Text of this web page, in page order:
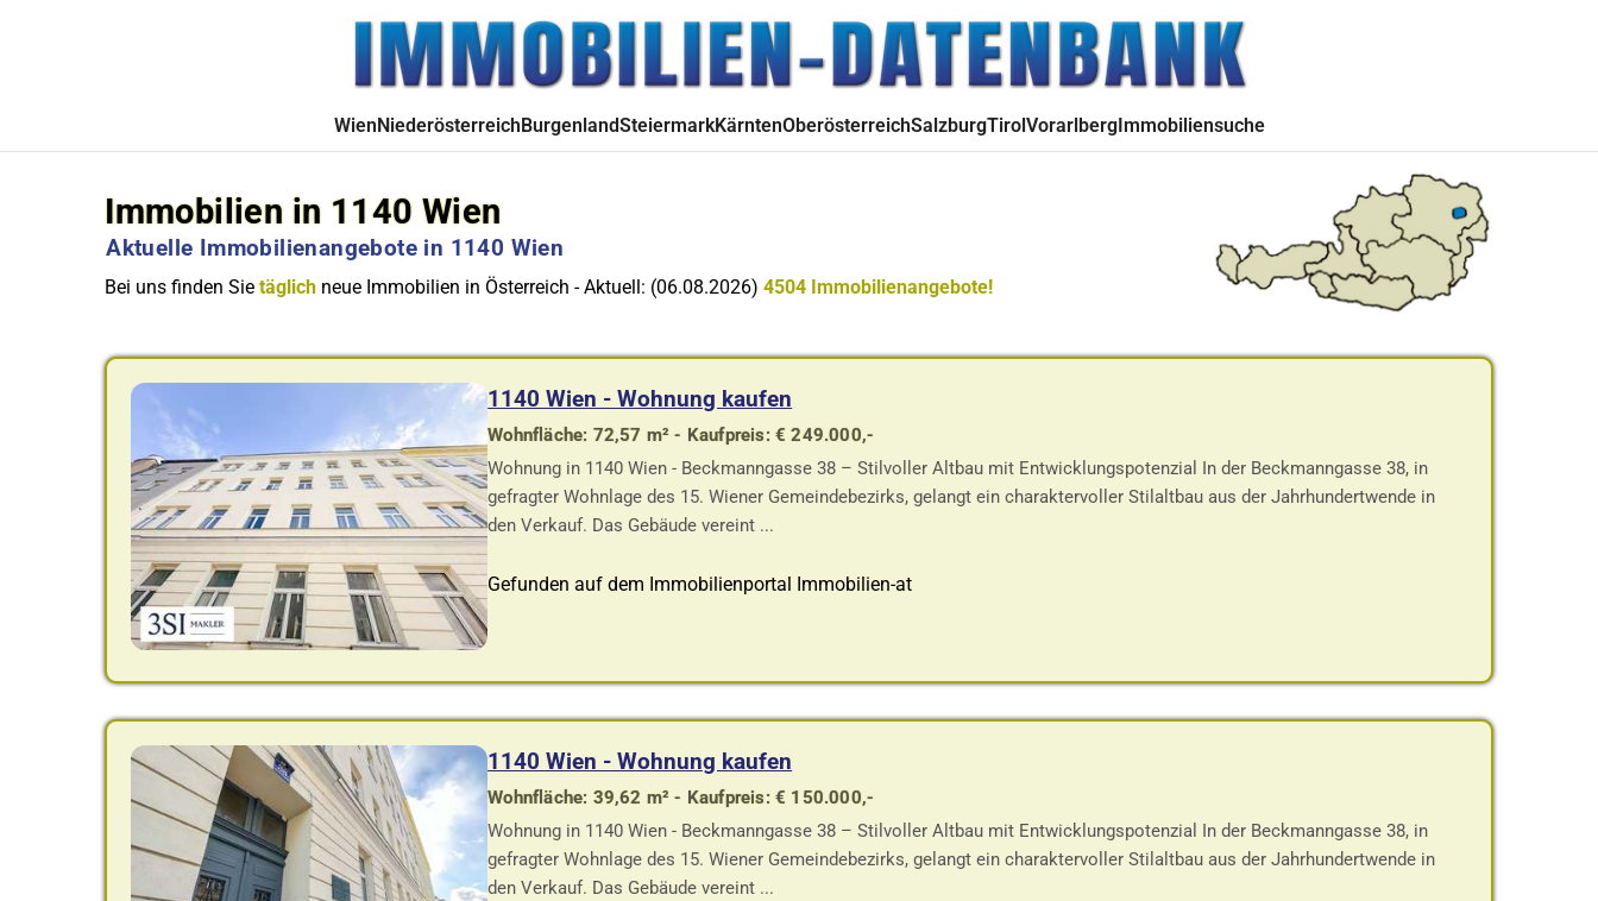
WienNiederösterreichBurgenlandSteiermarkKärntenOberösterreichSalzburgTirolVorarlbergImmobiliensuche
Immobilien in 1140 Wien
Aktuelle Immobilienangebote in 1140 Wien
Bei uns finden Sietäglich neue Immobilien in Österreich - Aktuell: (06.08.2026)4504 Immobilienangebote!
1140 Wien - Wohnung kaufen
Wohnfläche: 72,57 m² - Kaufpreis: € 249.000,-
Wohnung in 1140 Wien - Beckmanngasse 38 – Stilvoller Altbau mit Entwicklungspotenzial In der Beckmanngasse 38, in
gefragter Wohnlage des 15. Wiener Gemeindebezirks, gelangt ein charaktervoller Stilaltbau aus der Jahrhundertwende in
den Verkauf. Das Gebäude vereint ...
Gefunden auf dem Immobilienportal Immobilien-at
1140 Wien - Wohnung kaufen
Wohnfläche: 39,62 m² - Kaufpreis: € 150.000,-
Wohnung in 1140 Wien - Beckmanngasse 38 – Stilvoller Altbau mit Entwicklungspotenzial In der Beckmanngasse 38, in
gefragter Wohnlage des 15. Wiener Gemeindebezirks, gelangt ein charaktervoller Stilaltbau aus der Jahrhundertwende in
den Verkauf. Das Gebäude vereint ...